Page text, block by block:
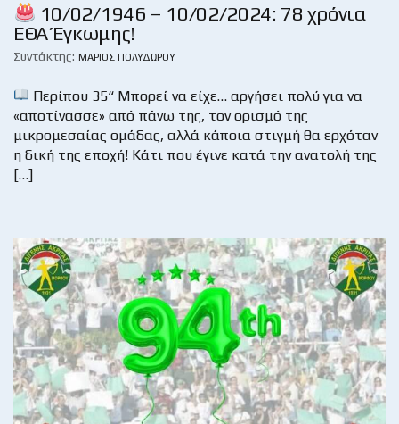
10/02/1946 – 10/02/2024: 78 χρόνια
ΕΘΑ Έγκωμης!
Συντάκτης: ΜΆΡΙΟΣ ΠΟΛΥΔΏΡΟΥ
Περίπου 35“ Μπορεί να είχε… αργήσει πολύ για να
«αποτίνασσε» από πάνω της, τον ορισμό της
μικρομεσαίας ομάδας, αλλά κάποια στιγμή θα ερχόταν
η δική της εποχή! Κάτι που έγινε κατά την ανατολή της
[…]